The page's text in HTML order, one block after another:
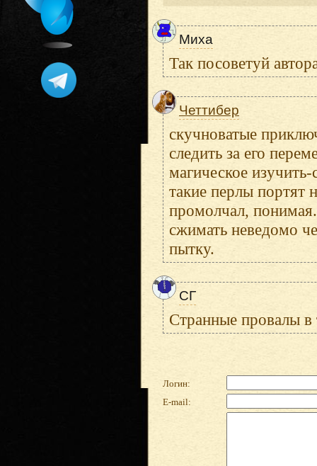
Миха
Так посоветуй
Четтибер
скучноватые
следить за его
магическое
такие перлы портят
промолчал,
сжимать неведомо
пытку.
СГ
Странные провалы в
Логин:
E-mail: